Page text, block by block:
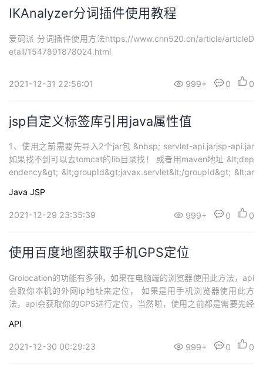
IKAnalyzer分词插件使用教程
爱码派 分词插件使用方法https://www.chn520.cn/article/articleD
etail/1547891878024.html
2021-12-31 22:56:01 999+ 0 0
jsp自定义标签库引用java属性值
1、使用之前需要先导入2个jar包 &nbsp; servlet-api.jarjsp-api.jar
如果找不到可以去tomcat的lib目录找！ 或者用maven地址 &lt;dep
endency&gt; &lt;groupId&gt;javax.servlet&lt;/groupId&gt; &lt;ar
Java JSP
2021-12-29 23:35:39 999+ 0 0
使用百度地图获取手机GPS定位
Grolocation的功能有多钟，如果在电脑端的浏览器使用此方法，api
会取你本机的外网ip地址来定位， 如果是用手机浏览器使用此方
法，api会获取你的GPS进行定位，当然啦，使用之前都是需要先经
自行下载点击打开链接 不多说，直接上代码 &lt;html&gt;&lt;h...
API
2021-12-30 00:29:23 999+ 0 0